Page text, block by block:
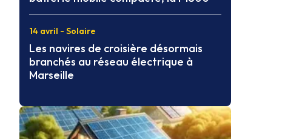
14 avril - Solaire
Les navires de croisière désormais
branchés au réseau électrique à
Marseille